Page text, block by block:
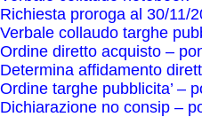
richiesta proroga al 30/11/
verbale collaudo targhe
ordine diretto acquisto –
determina affidamento
ordine targhe pubblicita’ –
dichiarazione no consip –